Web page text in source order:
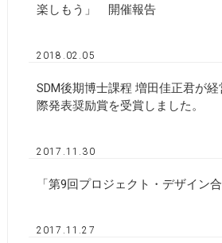
楽しもう」 開催報告
2018.02.05
SDM後期博士課程 増田佳正君が
際発表奨励賞を受賞しました。
2017.11.30
「第9回プロジェクト・デザイン
2017.11.27